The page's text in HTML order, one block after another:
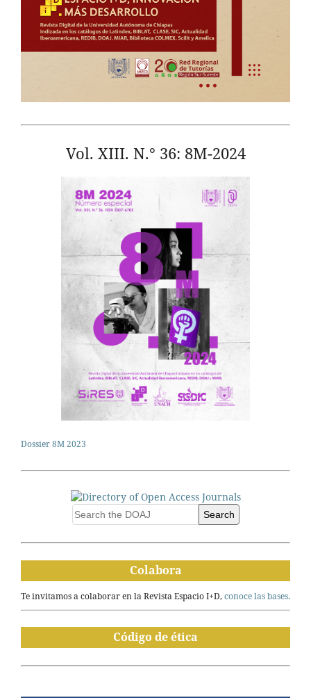
Vol. XIII. N.° 36: 8M-2024
Dossier 8M 2023
Search
Colabora
Te invitamos a colaborar en la Revista Espacio I+D,conoce las bases.
Código de ética